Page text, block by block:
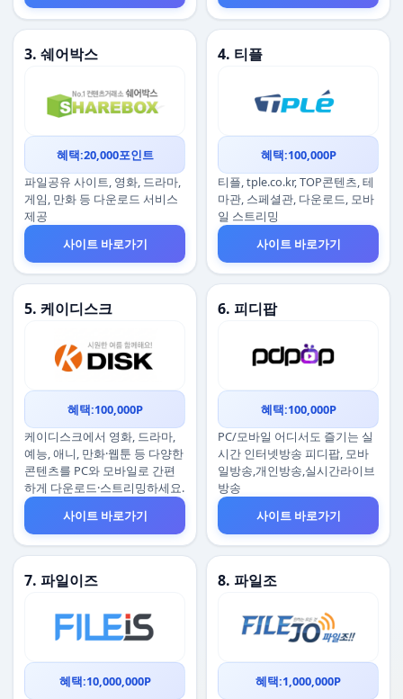
3. 쉐어박스
혜택:20,000포인트
파일공유 사이트, 영화, 드라마,
게임, 만화 등 다운로드 서비스
제공
사이트 바로가기
4. 티플
혜택:100,000P
티플, tple.co.kr, TOP콘텐츠, 테
마관, 스페셜관, 다운로드, 모바
일 스트리밍
사이트 바로가기
5. 케이디스크
혜택:100,000P
케이디스크에서 영화, 드라마,
예능, 애니, 만화·웹툰 등 다양한
콘텐츠를 PC와 모바일로 간편
하게 다운로드·스트리밍하세요.
사이트 바로가기
6. 피디팝
혜택:100,000P
PC/모바일 어디서도 즐기는 실
시간 인터넷방송 피디팝, 모바
일방송,개인방송,실시간라이브
방송
사이트 바로가기
7. 파일이즈
혜택:10,000,000P
8. 파일조
혜택:1,000,000P